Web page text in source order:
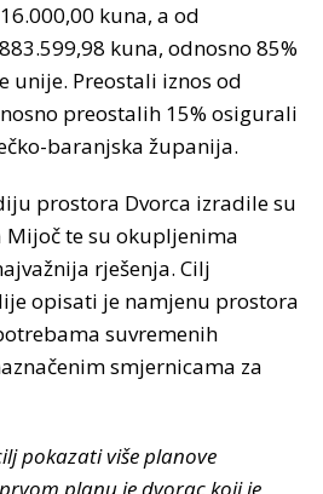
kuna, a od
kuna, odnosno 85%
unije. Preostali iznos od
preostalih 15% osigurali
baranjska županija.
prostora Dvorca izradile su
Mijoč te su okupljenima
rješenja. Cilj
opisati je namjenu prostora
suvremenih
smjernicama za
pokazati više planove